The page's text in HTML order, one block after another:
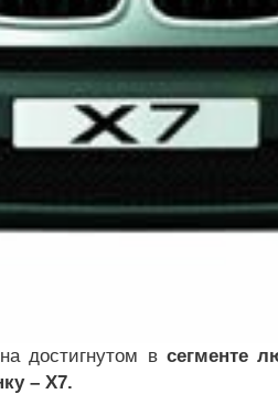
достигнутом в сегменте
– X7.